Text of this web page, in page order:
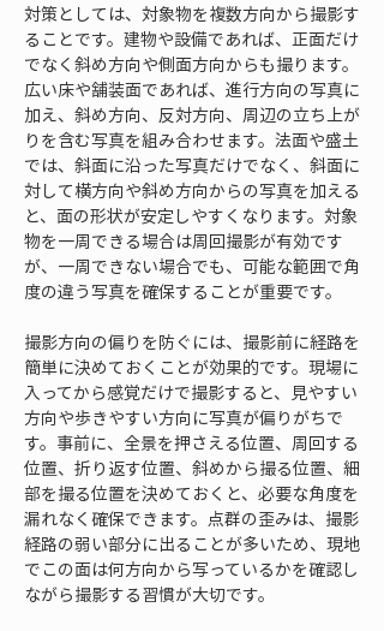
対策としては、対象物を複数方向から撮影す
ることです。建物や設備であれば、正面だけ
でなく斜め方向や側面方向からも撮ります。
広い床や舗装面であれば、進行方向の写真に
加え、斜め方向、反対方向、周辺の立ち上が
りを含む写真を組み合わせます。法面や盛土
では、斜面に沿った写真だけでなく、斜面に
対して横方向や斜め方向からの写真を加える
と、面の形状が安定しやすくなります。対象
物を一周できる場合は周回撮影が有効です
が、一周できない場合でも、可能な範囲で角
度の違う写真を確保することが重要です。
撮影方向の偏りを防ぐには、撮影前に経路を
簡単に決めておくことが効果的です。現場に
入ってから感覚だけで撮影すると、見やすい
方向や歩きやすい方向に写真が偏りがちで
す。事前に、全景を押さえる位置、周回する
位置、折り返す位置、斜めから撮る位置、細
部を撮る位置を決めておくと、必要な角度を
漏れなく確保できます。点群の歪みは、撮影
経路の弱い部分に出ることが多いため、現地
でこの面は何方向から写っているかを確認し
ながら撮影する習慣が大切です。